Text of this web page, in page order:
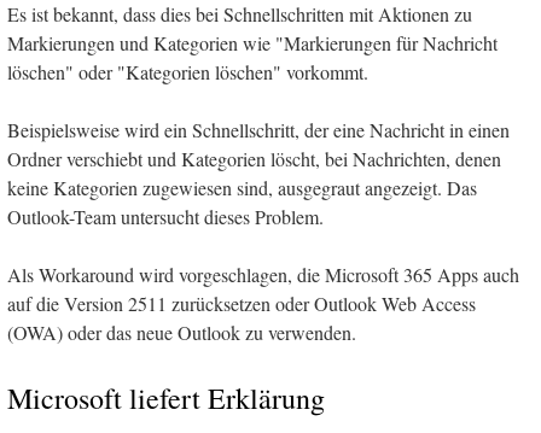
Es ist bekannt, dass dies bei Schnellschritten mit Aktionen zu
Markierungen und Kategorien wie "Markierungen für Nachricht
löschen" oder "Kategorien löschen" vorkommt.
Beispielsweise wird ein Schnellschritt, der eine Nachricht in einen
Ordner verschiebt und Kategorien löscht, bei Nachrichten, denen
keine Kategorien zugewiesen sind, ausgegraut angezeigt. Das
Outlook-Team untersucht dieses Problem.
Als Workaround wird vorgeschlagen, die Microsoft 365 Apps auch
auf die Version 2511 zurücksetzen oder Outlook Web Access
(OWA) oder das neue Outlook zu verwenden.
Microsoft liefert Erklärung